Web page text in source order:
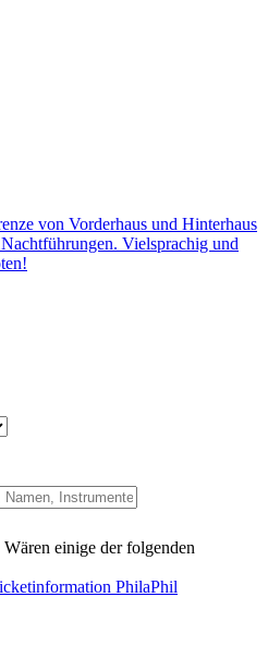
von Vorderhaus und Hinterhaus
Vielsprachig und
einige der folgenden
PhilaPhil